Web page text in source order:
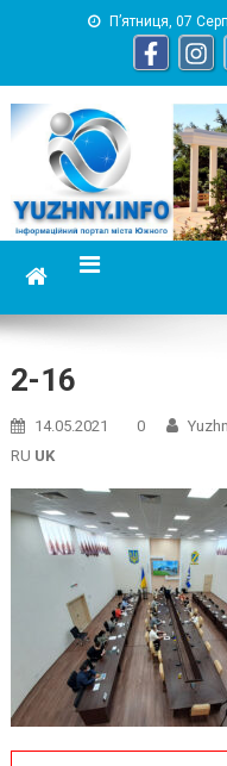
П’ятниця, 07
информационный
2-16
14.05.2021 0
RU UK